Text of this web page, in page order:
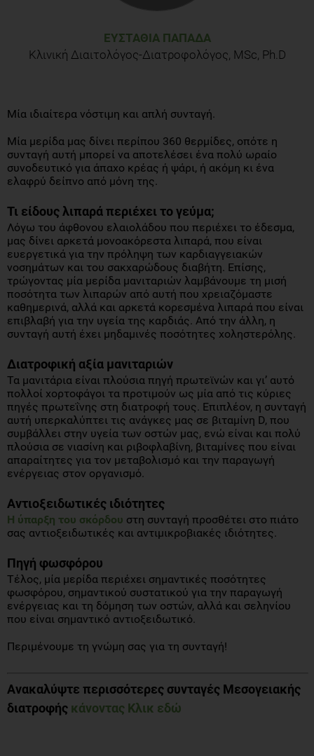
ΕΥΣΤΑΘΊΑ ΠΑΠΑΔΆ
Κλινική Διαιτολόγος-Διατροφολόγος, MSc, Ph.D
Μία ιδιαίτερα νόστιμη και απλή συνταγή.
Μία μερίδα μας δίνει περίπου 360 θερμίδες, οπότε η
συνταγή αυτή μπορεί να αποτελέσει ένα πολύ ωραίο
συνοδευτικό για άπαχο κρέας ή ψάρι, ή ακόμη κι ένα
ελαφρύ δείπνο από μόνη της.
Τι είδους λιπαρά περιέχει το γεύμα;
Λόγω του άφθονου ελαιολάδου που περιέχει το έδεσμα,
μας δίνει αρκετά μονοακόρεστα λιπαρά, που είναι
ευεργετικά για την πρόληψη των καρδιαγγειακών
νοσημάτων και του σακχαρώδους διαβήτη. Επίσης,
τρώγοντας μία μερίδα μανιταριών λαμβάνουμε τη μισή
ποσότητα των λιπαρών από αυτή που χρειαζόμαστε
καθημερινά, αλλά και αρκετά κορεσμένα λιπαρά που είναι
επιβλαβή για την υγεία της καρδιάς. Από την άλλη, η
συνταγή αυτή έχει μηδαμινές ποσότητες χοληστερόλης.
Διατροφική αξία μανιταριών
Τα μανιτάρια είναι πλούσια πηγή πρωτεϊνών και γι’ αυτό
πολλοί χορτοφάγοι τα προτιμούν ως μία από τις κύριες
πηγές πρωτεΐνης στη διατροφή τους. Επιπλέον, η συνταγή
αυτή υπερκαλύπτει τις ανάγκες μας σε βιταμίνη D, που
συμβάλλει στην υγεία των οστών μας, ενώ είναι και πολύ
πλούσια σε νιασίνη και ριβοφλαβίνη, βιταμίνες που είναι
απαραίτητες για τον μεταβολισμό και την παραγωγή
ενέργειας στον οργανισμό.
Αντιοξειδωτικές ιδιότητες
Η ύπαρξη του σκόρδου στη συνταγή προσθέτει στο πιάτο
σας αντιοξειδωτικές και αντιμικροβιακές ιδιότητες.
Πηγή φωσφόρου
Τέλος, μία μερίδα περιέχει σημαντικές ποσότητες
φωσφόρου, σημαντικού συστατικού για την παραγωγή
ενέργειας και τη δόμηση των οστών, αλλά και σεληνίου
που είναι σημαντικό αντιοξειδωτικό.
Περιμένουμε τη γνώμη σας για τη συνταγή!
Ανακαλύψτε περισσότερες συνταγές Μεσογειακής
διατροφής κάνοντας Κλικ εδώ